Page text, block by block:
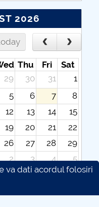
2026
Thu Fri
Sat
29 30 31
1
5 6 7
8
12 13 14
15
19 20 21
22
26 27 28
29
2 3 4
5
va dati acordul folosiri